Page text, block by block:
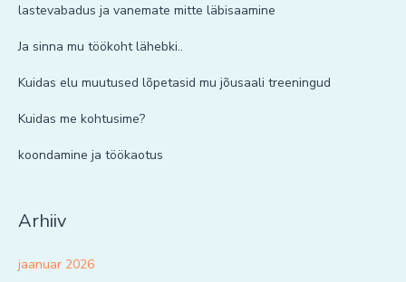
lastevabadus ja vanemate mitte läbisaamine
Ja sinna mu töökoht lähebki..
Kuidas elu muutused lõpetasid mu jõusaali treeningud
Kuidas me kohtusime?
koondamine ja töökaotus
Arhiiv
jaanuar 2026